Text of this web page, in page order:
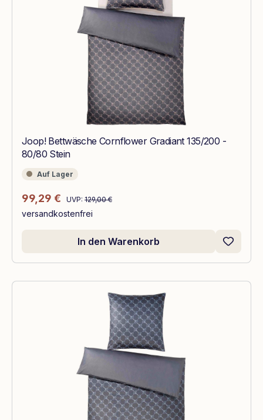
Joop! Bettwäsche Cornflower Gradiant 135/200 -
80/80 Stein
Auf Lager
Auf Lager
Verkaufspreis:
99,29 € Regulärer Preis:
UVP: 129,00 €
versandkostenfrei
In den Warenkorb